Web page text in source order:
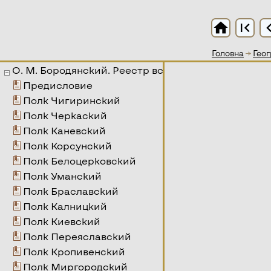
Головна →
home first_page chevron_left
О. М. Бородянский. Реестр всего Войска
Предисловие
Полк Чигиринский
Полк Черкаский
Полк Каневский
Полк Корсунский
Полк Белоцерковский
Полк Уманский
Полк Браславский
Полк Калницкий
Полк Киевский
Полк Переяславский
Полк Кропивенский
Полк Миргородский